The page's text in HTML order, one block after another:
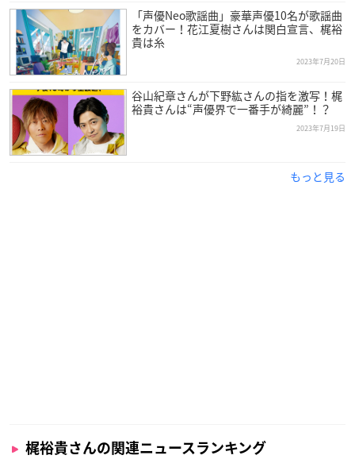
「声優Neo歌謡曲」豪華声優10名が歌謡曲
をカバー！花江夏樹さんは関白宣言、梶裕
貴は糸
2023年7月20日
谷山紀章さんが下野紘さんの指を激写！梶
裕貴さんは“声優界で一番手が綺麗”！？
2023年7月19日
もっと見る
梶裕貴さんの関連ニュースランキング